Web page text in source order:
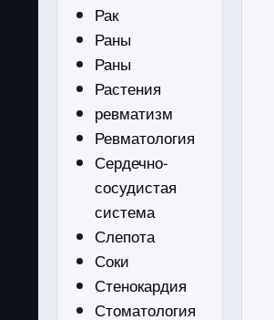
Рак
Раны
Раны
Растения
ревматизм
Ревматология
Сердечно-
сосудистая
система
Слепота
Соки
Стенокардия
Стоматология